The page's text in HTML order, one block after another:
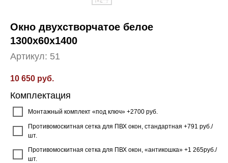
Окно двухстворчатое белое
1300x60x1400
Артикул: 51
10 650 руб.
Комплектация
Монтажный комплект «под ключ» +2700 руб.
Противомоскитная сетка для ПВХ окон, стандартная +791 руб./
шт.
Противомоскитная сетка для ПВХ окон, «антикошка» +1 265руб./
шт.